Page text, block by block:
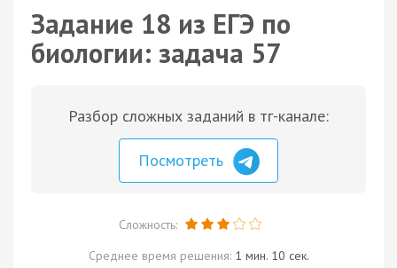
Задание 18 из ЕГЭ по
биологии: задача 57
Разбор сложных заданий в тг-канале:
Посмотреть
Сложность:
Среднее время решения: 1 мин. 10 сек.